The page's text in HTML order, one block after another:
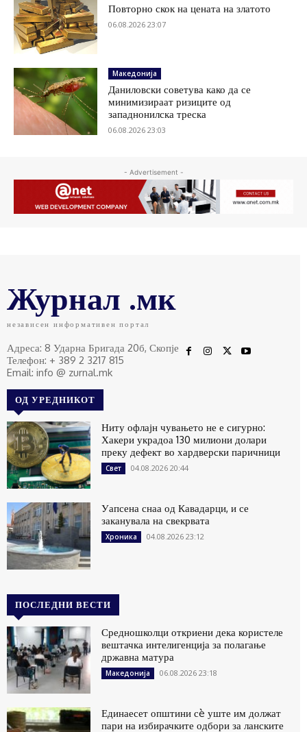
Повторно скок на цената на златото
06.08.2026 23:07
Македонија
Даниловски советува како да се
минимизираат ризиците од
западнонилска треска
06.08.2026 23:03
- Advertisement -
Журнал .мк
независен информативен портал
Адреса: 8 Ударна Бригада 20б, Скопје
Телефон: + 389 2 3217 815
Email: info @ zurnal.mk
ОД УРЕДНИКОТ
Ниту офлајн чувањето не е сигурно:
Хакери украдоа 130 милиони долари
преку дефект во хардверски паричници
Свет 04.08.2026 20:44
Уапсена снаа од Кавадарци, и се
заканувала на свекрвата
Хроника 04.08.2026 23:12
ПОСЛЕДНИ ВЕСТИ
Средношколци откриени дека користеле
вештачка интелигенција за полагање
државна матура
Македонија 06.08.2026 23:18
Единаесет општини сè уште им должат
пари на избирачките одбори за ланските